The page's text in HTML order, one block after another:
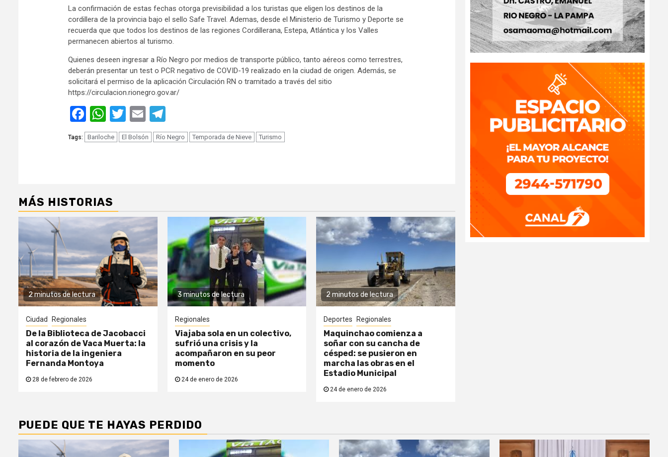
La confirmación de estas fechas otorga previsibilidad a los turistas que eligen los destinos de la
cordillera de la provincia bajo el sello Safe Travel. Ademas, desde el Ministerio de Turismo y Deporte se
recuerda que que todos los destinos de las regiones Cordillerana, Estepa, Atlántica y los Valles
permanecen abiertos al turismo.
Quienes deseen ingresar a Río Negro por medios de transporte público, tanto aéreos como terrestres,
deberán presentar un test o PCR negativo de COVID-19 realizado en la ciudad de origen. Además, se
solicitará el permiso de la aplicación Circulación RN o tramitado a través del sitio
https://circulacion.rionegro.gov.ar/
Facebook
WhatsApp
Twitter
Email
Tags: Bariloche El Bolsón Río Negro Temporada de Nieve Turismo
MÁS HISTORIAS
2 minutos de lectura
Ciudad Regionales
De la Biblioteca de Jacobacci
al corazón de Vaca Muerta: la
historia de la ingeniera
Fernanda Montoya
28 de febrero de 2026
3 minutos de lectura
Regionales
Viajaba sola en un colectivo,
sufrió una crisis y la
acompañaron en su peor
momento
24 de enero de 2026
2 minutos de lectura
Deportes Regionales
Maquinchao comienza a
soñar con su cancha de
césped: se pusieron en
marcha las obras en el
Estadio Municipal
24 de enero de 2026
PUEDE QUE TE HAYAS PERDIDO